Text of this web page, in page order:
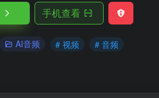
手机查看
AI音频 # 视频 # 音频